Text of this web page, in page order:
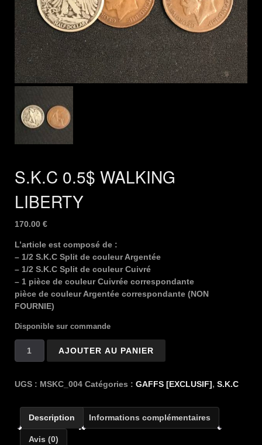
S.K.C 0.5$ WALKING
LIBERTY
170.00 €
L’article est composé de :
– 1/2 S.K.C Split de couleur Argentée
– 1/2 S.K.C Split de couleur Cuivré
– 1 pièce de couleur Cuivrée correspondante
pièce de couleur Argentée correspondante (NON
FOURNIE)
Disponible sur commande
0.5$
LIBERTY
AJOUTER AU PANIER
UGS : MSKC_004 Catégories : GAFFS [EXCLUSIF], S.K.C
Description Informations complémentaires
Avis (0)